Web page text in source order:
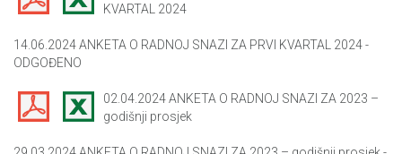
KVARTAL 2024
14.06.2024 ANKETA O RADNOJ SNAZI ZA PRVI KVARTAL 2024 -
ODGOĐENO
02.04.2024 ANKETA O RADNOJ SNAZI ZA 2023 –
godišnji prosjek